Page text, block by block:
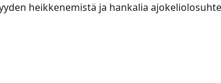
heikkenemistä ja hankalia